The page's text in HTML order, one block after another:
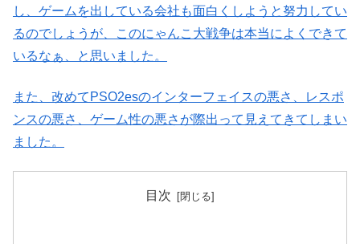
し、ゲームを出している会社も面白くしようと努力してい
るのでしょうが、このにゃんこ大戦争は本当によくできて
いるなぁ、と思いました。
また、改めてPSO2esのインターフェイスの悪さ、レスポ
ンスの悪さ、ゲーム性の悪さが際出って見えてきてしまい
ました。
目次